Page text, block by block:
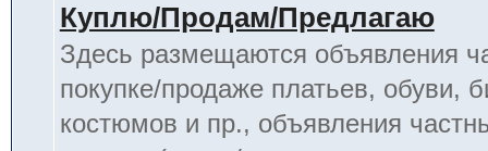
Куплю/Продам/Предлагаю
Здесь размещаются объявления
покупке/продаже платьев, обуви,
костюмов и пр., объявления